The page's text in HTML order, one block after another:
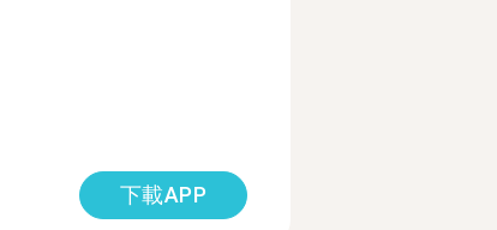
下載APP